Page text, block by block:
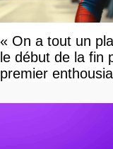
« On a tout un
le début de la fin
premier